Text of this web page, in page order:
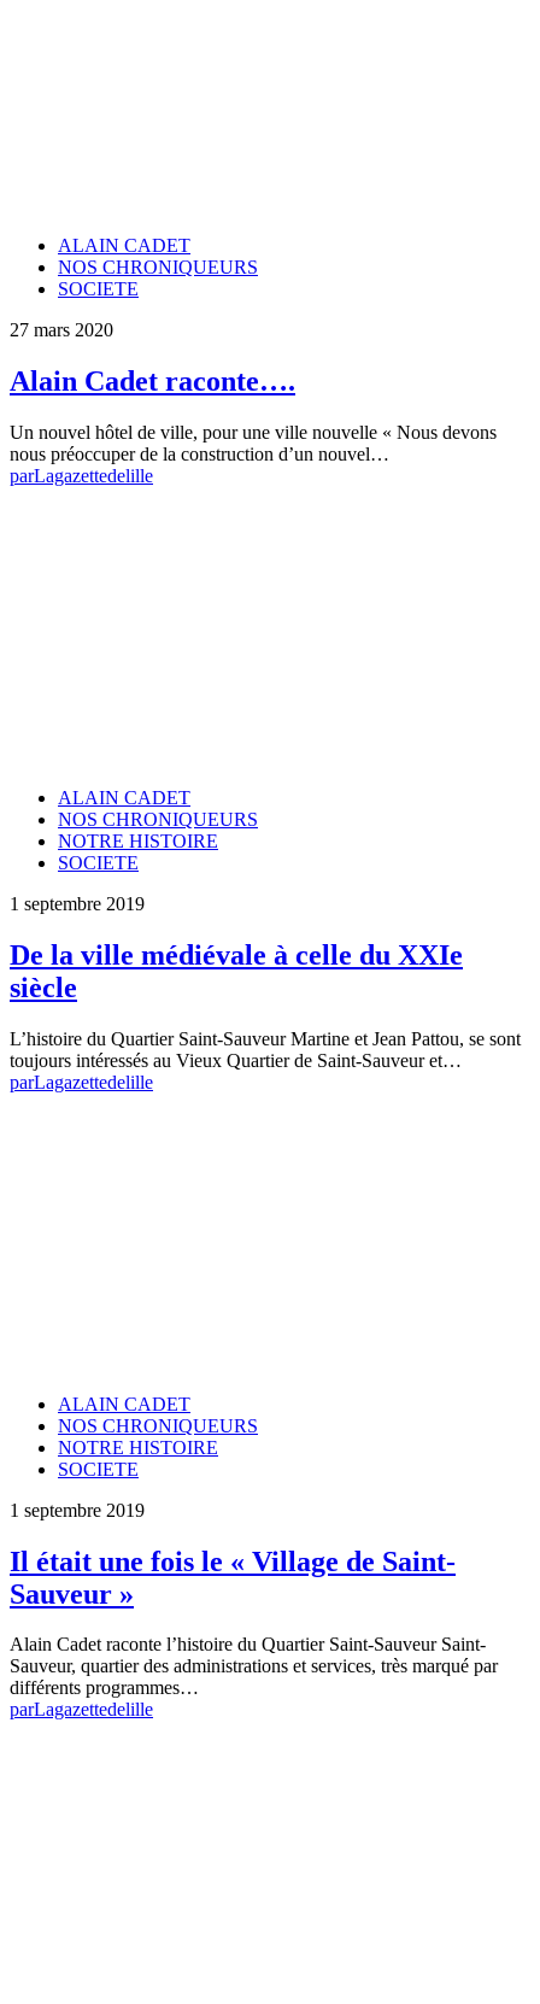
ALAIN CADET
NOS CHRONIQUEURS
SOCIETE
27 mars 2020
Alain Cadet raconte….
Un nouvel hôtel de ville, pour une ville nouvelle « Nous devons
nous préoccuper de la construction d’un nouvel…
parLagazettedelille
ALAIN CADET
NOS CHRONIQUEURS
NOTRE HISTOIRE
SOCIETE
1 septembre 2019
De la ville médiévale à celle du XXIe
siècle
L’histoire du Quartier Saint-Sauveur Martine et Jean Pattou, se sont
toujours intéressés au Vieux Quartier de Saint-Sauveur et…
parLagazettedelille
ALAIN CADET
NOS CHRONIQUEURS
NOTRE HISTOIRE
SOCIETE
1 septembre 2019
Il était une fois le « Village de Saint-
Sauveur »
Alain Cadet raconte l’histoire du Quartier Saint-Sauveur Saint-
Sauveur, quartier des administrations et services, très marqué par
différents programmes…
parLagazettedelille